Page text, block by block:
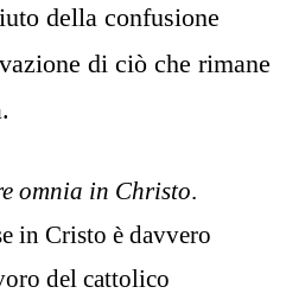
della confusione
di ciò che rimane
omnia in Christo.
in Cristo è davvero
del cattolico